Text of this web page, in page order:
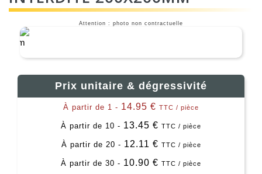
Attention : photo non contractuelle
Prix unitaire & dégressivité
À partir de 1 - 14.95 € TTC / pièce
À partir de 10 - 13.45 € TTC / pièce
À partir de 20 - 12.11 € TTC / pièce
À partir de 30 - 10.90 € TTC / pièce